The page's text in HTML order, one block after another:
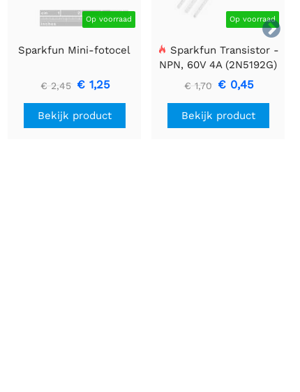

Op voorraad
Sparkfun Mini-fotocel
€ 2,45 € 1,25
Bekijk product
Op voorraad
Sparkfun Transistor -
NPN, 60V 4A (2N5192G)
€ 1,70 € 0,45
Bekijk product